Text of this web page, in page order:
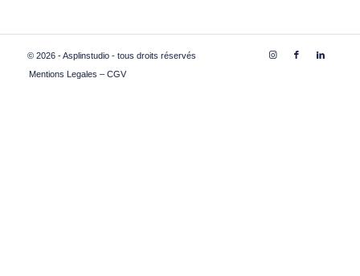
© 2026 - Asplinstudio - tous droits réservés
Mentions Legales – CGV